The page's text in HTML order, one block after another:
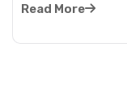
Read More